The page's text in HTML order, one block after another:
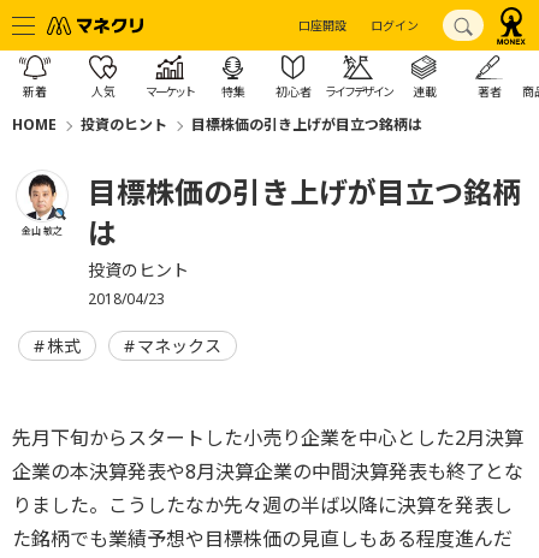
口座開設 ログイン
新着 人気 マーケット 特集 初心者 ライフデザイン 連載 著者 商
HOME 投資のヒント 目標株価の引き上げが目立つ銘柄は
金山 敏之
目標株価の引き上げが目立つ銘柄
は
投資のヒント
2018/04/23
株式 マネックス
先月下旬からスタートした小売り企業を中心とした2月決算
企業の本決算発表や8月決算企業の中間決算発表も終了とな
りました。こうしたなか先々週の半ば以降に決算を発表し
た銘柄でも業績予想や目標株価の見直しもある程度進んだ